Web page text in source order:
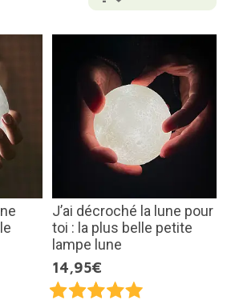
J’ai décroché la lune pour
toi : la plus belle petite
lampe lune
14,95€